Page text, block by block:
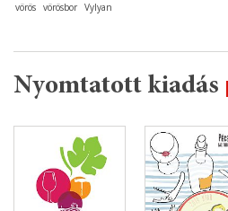
vörös vörösbor Vylyan
Nyomtatott kiadás